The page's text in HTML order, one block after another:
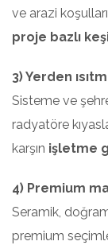
ve arazi
proje bazlı
3) Yerden
Sisteme ve
radyatöre
karşın işletme
4) Premium
Seramik,
premium